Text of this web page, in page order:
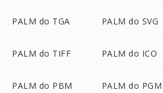
PALM do TGA PALM do SVG
PALM do TIFF PALM do ICO
PALM do PBM PALM do PGM